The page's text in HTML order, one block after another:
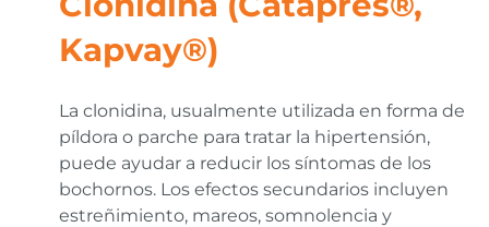
Kapvay®)
La clonidina, usualmente utilizada en forma de
píldora o parche para tratar la hipertensión,
puede ayudar a reducir los síntomas de los
bochornos. Los efectos secundarios incluyen
estreñimiento, mareos, somnolencia y